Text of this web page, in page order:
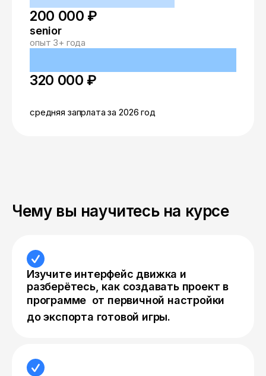
200 000 ₽
senior
опыт 3+ года
320 000 ₽
средняя запрлата за 2026 год
Чему вы научитесь на курсе
Изучите интерфейс движка и
разберётесь, как создавать проект в
программе  от первичной настройки
до экспорта готовой игры.